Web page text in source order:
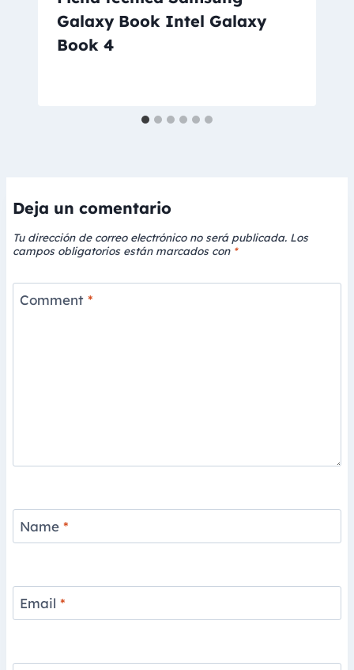
Galaxy Book Intel Galaxy
Book 4
Deja un comentario
Tu dirección de correo electrónico no será publicada. Los
campos obligatorios están marcados con *
Comment *
Name *
Email *